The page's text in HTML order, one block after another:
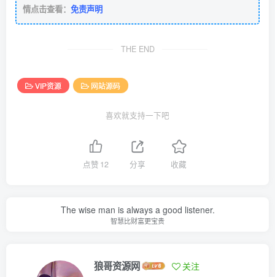
情点击查看： 免责声明
THE END
VIP资源 网站源码
喜欢就支持一下吧
点赞 12 分享 收藏
The wise man is always a good listener.
智慧比财富更宝贵
狼哥资源网 关注